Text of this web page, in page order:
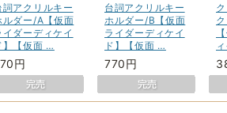
詞アクリルキー
ルダー/A【仮面
イダーディケイ
】【仮面 …
円
台詞アクリルキー
ホルダー/B【仮面
ライダーディケイ
ド】【仮面 …
770円